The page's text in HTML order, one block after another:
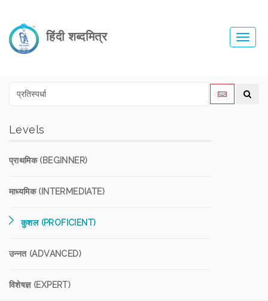
हिंदी शब्दमित्र
Levels
प्राथमिक (BEGINNER)
माध्यमिक (INTERMEDIATE)
कुशल (PROFICIENT)
उन्नत (ADVANCED)
विशेषज्ञ (EXPERT)